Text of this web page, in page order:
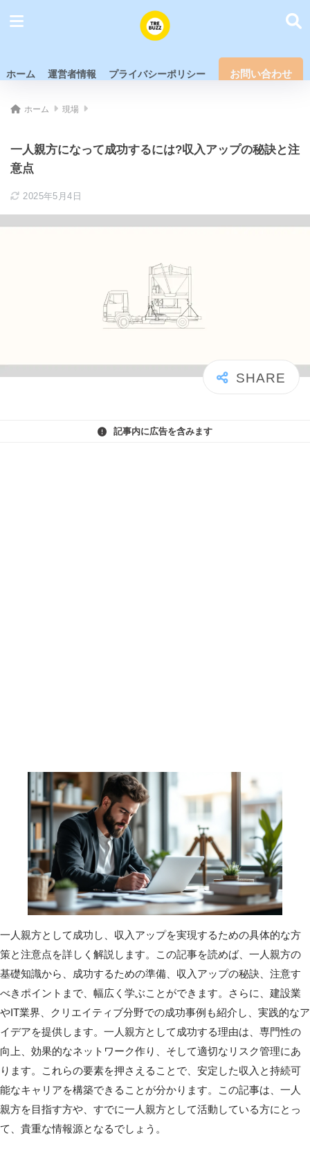
ホーム 運営者情報 プライバシーポリシー お問い合わせ
ホーム 現場
一人親方になって成功するには?収入アップの秘訣と注
意点
2025年5月4日
記事内に広告を含みます
一人親方として成功し、収入アップを実現するための具体的な方
策と注意点を詳しく解説します。この記事を読めば、一人親方の
基礎知識から、成功するための準備、収入アップの秘訣、注意す
べきポイントまで、幅広く学ぶことができます。さらに、建設業
やIT業界、クリエイティブ分野での成功事例も紹介し、実践的なア
イデアを提供します。一人親方として成功する理由は、専門性の
向上、効果的なネットワーク作り、そして適切なリスク管理にあ
ります。これらの要素を押さえることで、安定した収入と持続可
能なキャリアを構築できることが分かります。この記事は、一人
親方を目指す方や、すでに一人親方として活動している方にとっ
て、貴重な情報源となるでしょう。